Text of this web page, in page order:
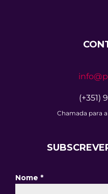
(+351)
Chamada para
Nome *